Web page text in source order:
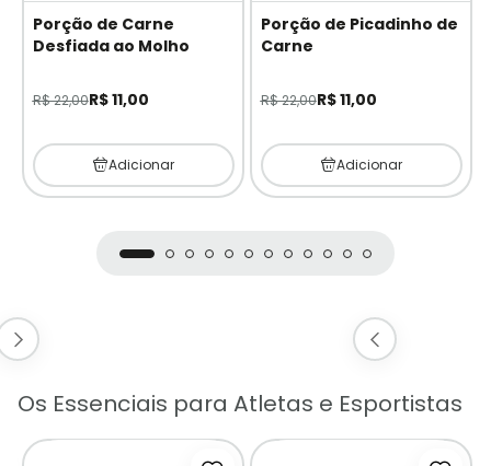
Porção de Carne
Desfiada ao Molho
R$ 22,00R$ 11,00
Adicionar
Porção de Picadinho de
Carne
R$ 22,00R$ 11,00
Adicionar
Os Essenciais para Atletas e Esportistas